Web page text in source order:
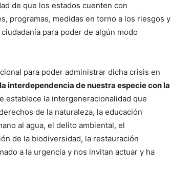
de que los estados cuenten con
programas, medidas en torno a los riesgos y
para poder de algún modo
para poder administrar dicha crisis en
interdependencia de nuestra especie con la
establece la intergeneracionalidad que
de la naturaleza, la educación
al agua, el delito ambiental, el
de la biodiversidad, la restauración
a la urgencia y nos invitan actuar y ha